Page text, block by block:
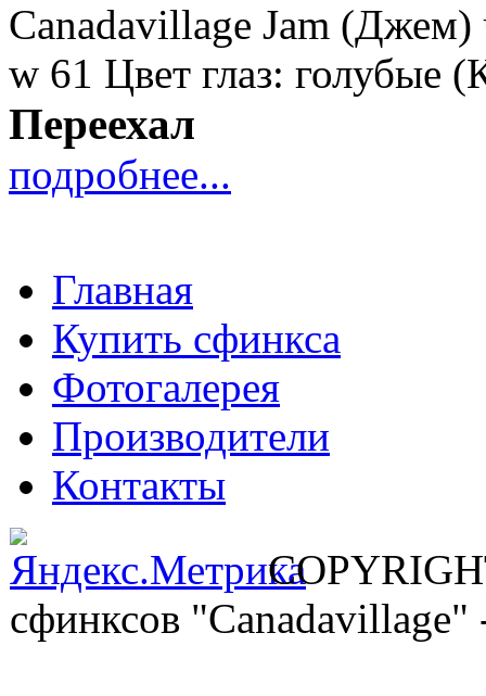
Canadavillage Jam
w 61 Цвет глаз: голубые
Переехал
подробнее...
Главная
Купить сфинкса
Фотогалерея
Производители
Контакты
сфинксов